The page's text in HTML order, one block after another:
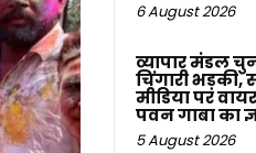
6 August 2026
व्यापार मंडल
चिंगारी भड़की,
मीडिया पर
पवन गाबा का
5 August 2026